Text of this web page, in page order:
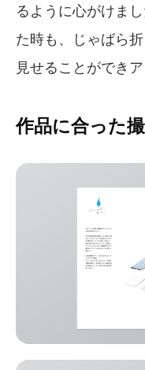
るように心がけま
た時も、じゃばら
見せることができ
作品に合った